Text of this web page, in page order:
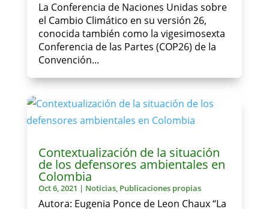
La Conferencia de Naciones Unidas sobre
el Cambio Climático en su versión 26,
conocida también como la vigesimosexta
Conferencia de las Partes (COP26) de la
Convención...
Contextualización de la situación
de los defensores ambientales en
Colombia
Oct 6, 2021 | Noticias, Publicaciones propias
Autora: Eugenia Ponce de Leon Chaux “La